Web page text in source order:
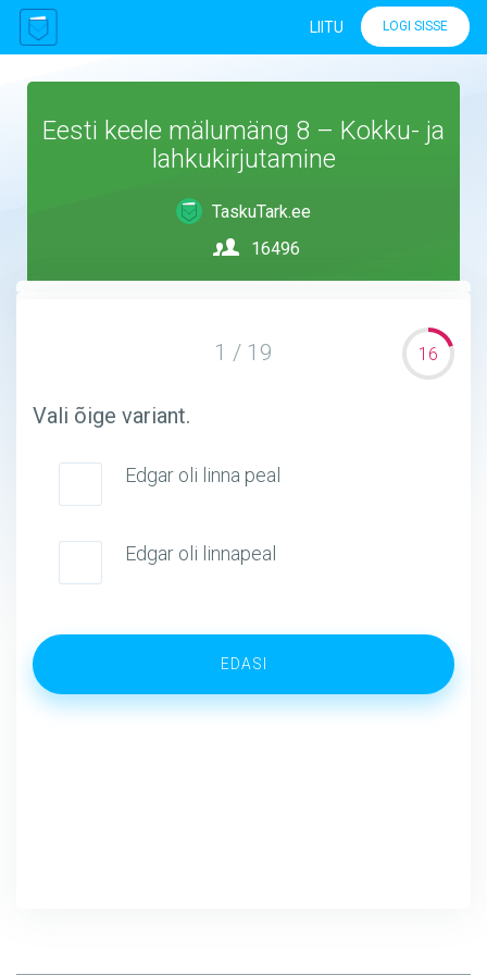
LOGI SISSE
LIITU
Eesti keele mälumäng 8 – Kokku- ja
lahkukirjutamine
TaskuTark.ee
16496
1 / 19 16
Vali õige variant.
Edgar oli linna peal
Edgar oli linnapeal
EDASI